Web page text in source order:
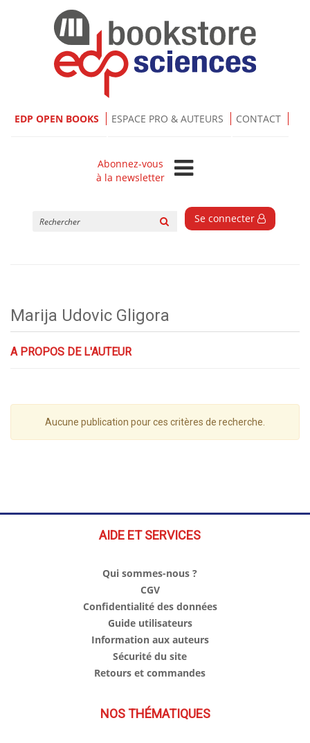
EDP OPEN BOOKS ESPACE PRO & AUTEURS CONTACT
Abonnez-vous
à la newsletter
Se connecter
Marija Udovic Gligora
A PROPOS DE L'AUTEUR
Aucune publication pour ces critères de recherche.
AIDE ET SERVICES
Qui sommes-nous ?
CGV
Confidentialité des données
Guide utilisateurs
Information aux auteurs
Sécurité du site
Retours et commandes
NOS THÉMATIQUES